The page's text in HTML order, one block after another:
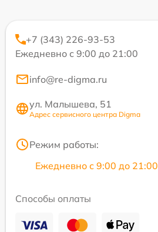
+7 (343) 226-93-53
Ежедневно с 9:00 до 21:00
info@re-digma.ru
ул. Малышева, 51
Адрес сервисного центра Digma
Режим работы:
Ежедневно с 9:00 до 21:00
Способы оплаты